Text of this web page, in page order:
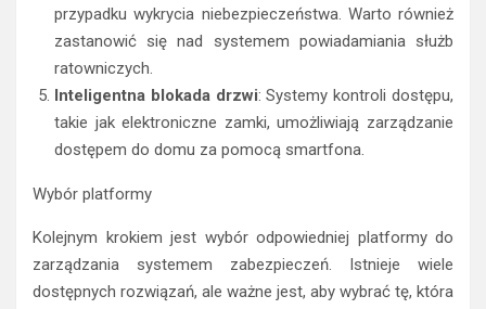
przypadku wykrycia niebezpieczeństwa. Warto również
zastanowić się nad systemem powiadamiania służb
ratowniczych.
Inteligentna blokada drzwi: Systemy kontroli dostępu,
takie jak elektroniczne zamki, umożliwiają zarządzanie
dostępem do domu za pomocą smartfona.
Wybór platformy
Kolejnym krokiem jest wybór odpowiedniej platformy do
zarządzania systemem zabezpieczeń. Istnieje wiele
dostępnych rozwiązań, ale ważne jest, aby wybrać tę, która